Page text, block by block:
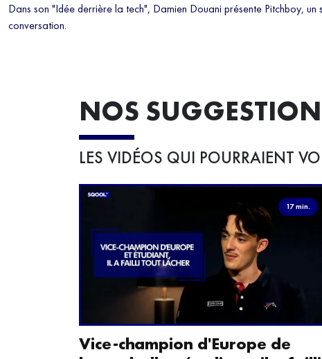
Dans son "Idée derrière la tech", Damien Douani présente Pitchboy, un
conversation.
NOS
LES VIDÉOS QUI POURRAIENT
17 min.
Vice-champion d'Europe de